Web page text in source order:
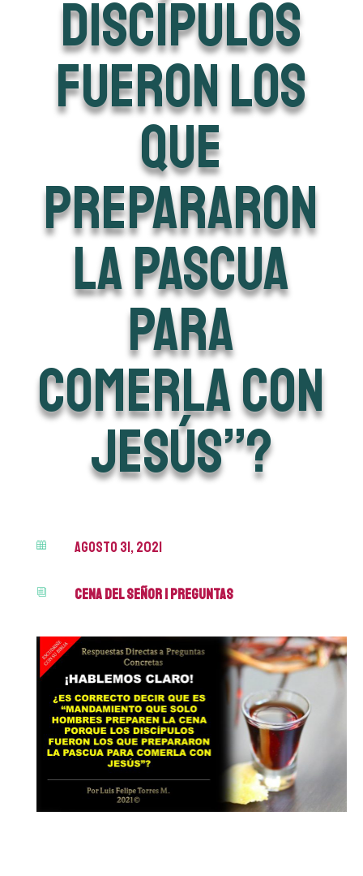
discípulos
fueron los
que
prepararon
la pascua
para
comerla con
Jesús”?
 agosto 31, 2021
i Cena del Señor|Preguntas